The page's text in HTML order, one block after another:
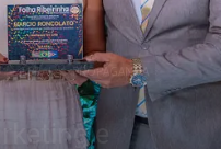
GERAL
PROPAGANDA
e